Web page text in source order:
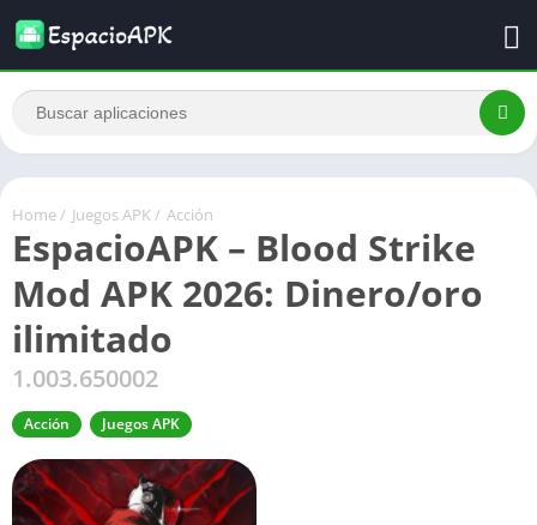
Home / Juegos APK / Acción
EspacioAPK – Blood Strike
Mod APK 2026: Dinero/oro
ilimitado
1.003.650002
Acción Juegos APK